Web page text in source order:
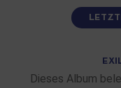
Dieses Album